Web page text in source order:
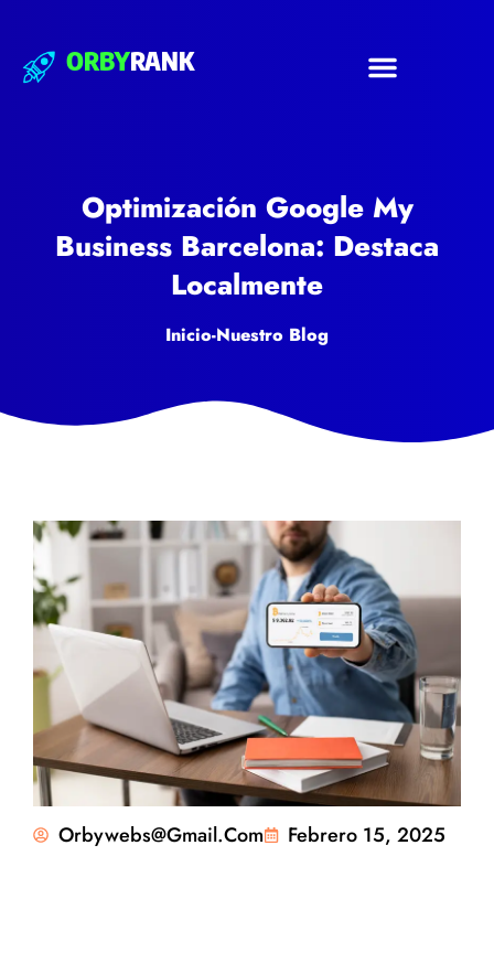
ORBYRANK
Optimización Google My
Business Barcelona: Destaca
Localmente
Inicio-Nuestro Blog
Orbywebs@gmail.com Febrero 15, 2025